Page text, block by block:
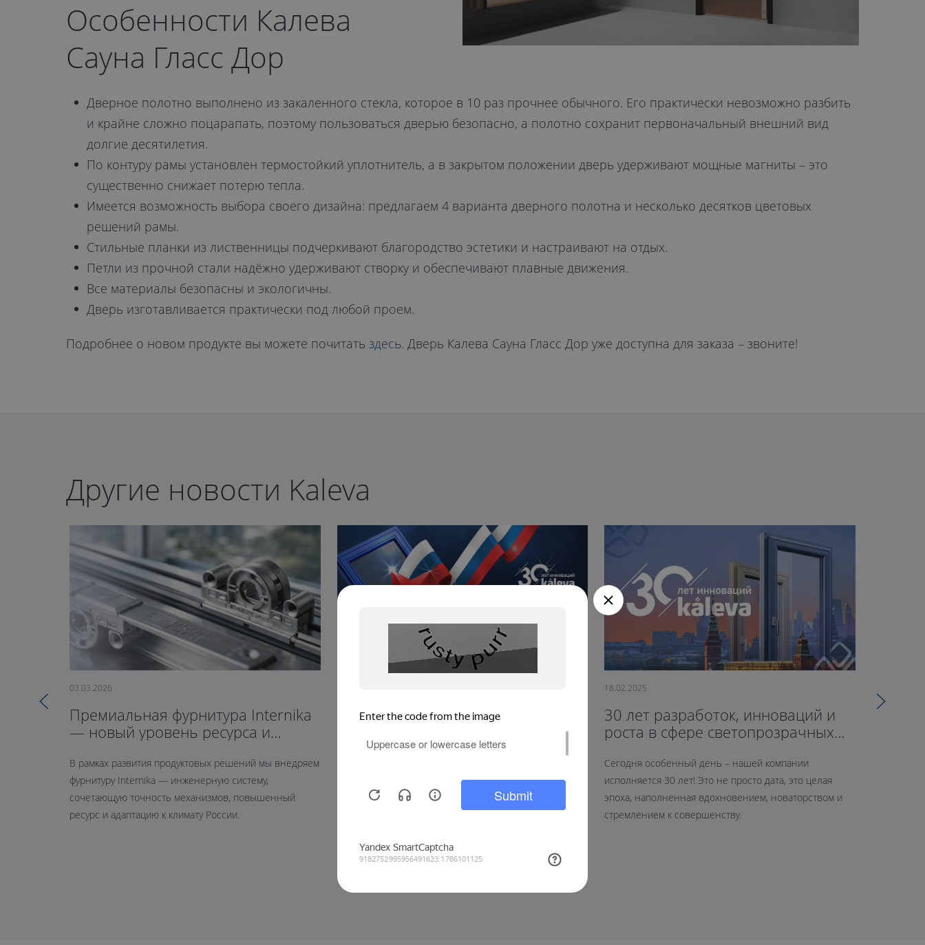
Особенности Калева
Сауна Гласс Дор
Дверное полотно выполнено из закаленного стекла, которое в 10 раз прочнее обычного. Его практически невозможно разбить
и крайне сложно поцарапать, поэтому пользоваться дверью безопасно, а полотно сохранит первоначальный внешний вид
долгие десятилетия.
По контуру рамы установлен термостойкий уплотнитель, а в закрытом положении дверь удерживают мощные магниты – это
существенно снижает потерю тепла.
Имеется возможность выбора своего дизайна: предлагаем 4 варианта дверного полотна и несколько десятков цветовых
решений рамы.
Стильные планки из лиственницы подчеркивают благородство эстетики и настраивают на отдых.
Петли из прочной стали надёжно удерживают створку и обеспечивают плавные движения.
Все материалы безопасны и экологичны.
Дверь изготавливается практически под любой проем.
Подробнее о новом продукте вы можете почитать здесь. Дверь Калева Сауна Гласс Дор уже доступна для заказа – звоните!
Другие новости Kaleva
03.03.2026
Премиальная фурнитура Internika
— новый уровень ресурса и
В рамках развития продуктовых решений мы внедряем
фурнитуру Internika — инженерную систему,
сочетающую точность механизмов, повышенный
ресурс и адаптацию к климату России.
С Днем защитника Отечества,
В этот день желаем вам оставаться такими же
сильными и целеустремленными, готовыми к любым
вызовам. Крепкого здоровья, благополучия, мирного
18.02.2025
30 лет разработок, инноваций и
роста в сфере светопрозрачных
Сегодня особенный день – нашей компании
исполняется 30 лет! Это не просто дата, это целая
эпоха, наполненная вдохновением, новаторством и
стремлением к совершенству.
71-й